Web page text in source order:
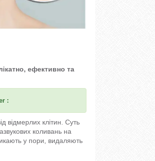
ефективно та
:
відмерлих клітин. Суть
коливань на
у пори, видаляють